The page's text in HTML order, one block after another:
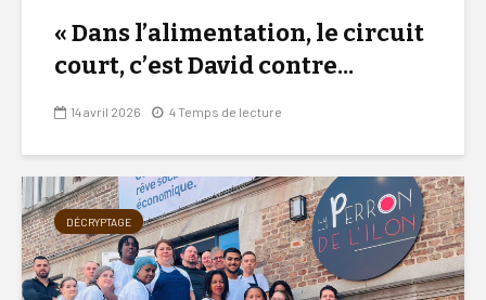
« Dans l’alimentation, le circuit
court, c’est David contre...
14 avril 2026 4 Temps de lecture
DÉCRYPTAGE